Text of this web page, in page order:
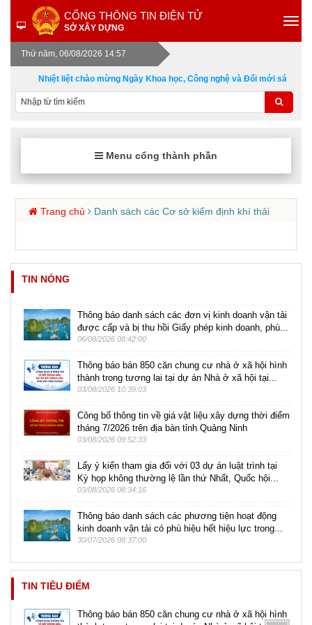
CỔNG THÔNG TIN ĐIỆN TỬ
SỞ XÂY DỰNG
Thứ năm, 06/08/2026 14:57
Nhiệt liệt chào mừng Ngày Khoa học, Công nghệ và Đổi mới sáng tạo
Menu cổng thành phần
Trang chủ Danh sách các Cơ sở kiểm định khí thải
TIN NÓNG
Thông báo danh sách các đơn vị kinh doanh vận tải
được cấp và bị thu hồi Giấy phép kinh doanh, phù...
06/08/2026 08:42:00
Thông báo bán 850 căn chung cư nhà ở xã hội hình
thành trong tương lai tại dự án Nhà ở xã hội tại...
03/08/2026 10:39:03
Công bố thông tin về giá vật liệu xây dựng thời điểm
tháng 7/2026 trên địa bàn tỉnh Quảng Ninh
03/08/2026 09:52:33
Lấy ý kiến tham gia đối với 03 dự án luật trình tại
Kỳ họp không thường lệ lần thứ Nhất, Quốc hội...
03/08/2026 08:34:16
Thông báo danh sách các phương tiện hoạt động
kinh doanh vận tải có phù hiệu hết hiệu lực trong...
30/07/2026 08:37:00
TIN TIÊU ĐIỂM
Thông báo bán 850 căn chung cư nhà ở xã hội hình